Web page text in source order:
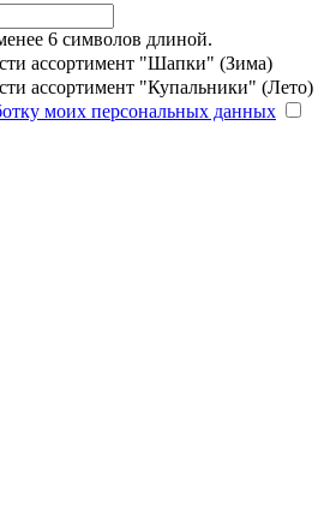
6 символов длиной.
ассортимент "Шапки" (Зима)
ассортимент "Купальники" (Лето)
моих персональных данных